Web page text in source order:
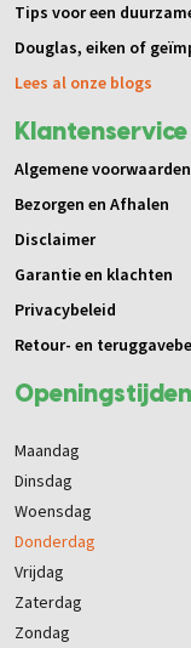
Openingstijden
Maandag
Dinsdag
Woensdag
Donderdag
Vrijdag
Zaterdag
Zondag
Tips voor een
Douglas, eiken of
Lees al onze blogs
Klantenservice
Algemene voorwaarden
Bezorgen en Afhalen
Disclaimer
Garantie en klachten
Privacybeleid
Retour- en